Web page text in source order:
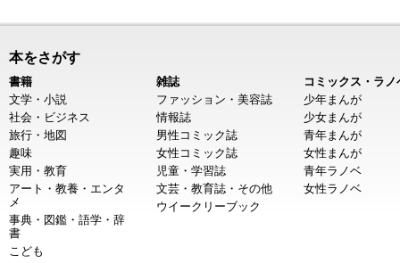
本をさがす
書籍
文学・小説
社会・ビジネス
旅行・地図
趣味
実用・教育
アート・教養・エンタ
メ
事典・図鑑・語学・辞
書
こども
雑誌
ファッション・美容誌
情報誌
男性コミック誌
女性コミック誌
児童・学習誌
文芸・教育誌・その他
ウイークリーブック
コミックス・ラノ
少年まんが
少女まんが
青年まんが
女性まんが
青年ラノベ
女性ラノベ